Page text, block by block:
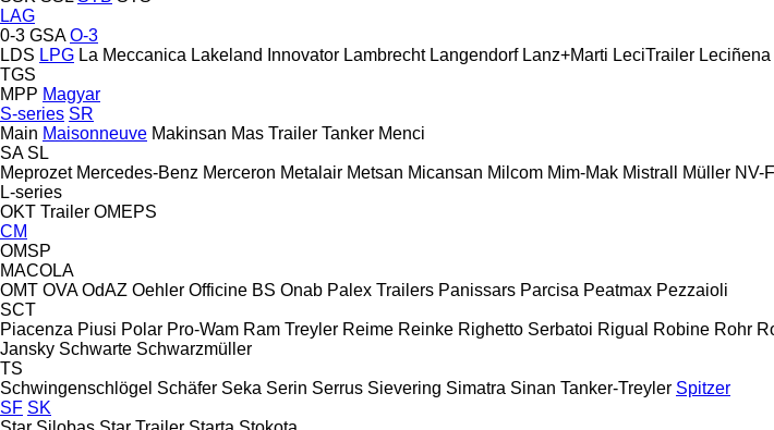
LAG
0-3 GSA O-3
LDS LPG La Meccanica Lakeland Innovator Lambrecht Langendorf Lanz+Marti LeciTrailer Leciñena
TGS
MPP Magyar
S-series SR
Main Maisonneuve Makinsan Mas Trailer Tanker Menci
SA SL
Meprozet Mercedes-Benz Merceron Metalair Metsan Micansan Milcom Mim-Mak Mistrall Müller NV-
L-series
OKT Trailer OMEPS
CM
OMSP
MACOLA
OMT OVA OdAZ Oehler Officine BS Onab Palex Trailers Panissars Parcisa Peatmax Pezzaioli
SCT
Piacenza Piusi Polar Pro-Wam Ram Treyler Reime Reinke Righetto Serbatoi Rigual Robine Rohr
Jansky Schwarte Schwarzmüller
TS
Schwingenschlögel Schäfer Seka Serin Serrus Sievering Simatra Sinan Tanker-Treyler Spitzer
SF SK